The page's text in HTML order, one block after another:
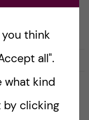
think
all".
what kind
by clicking